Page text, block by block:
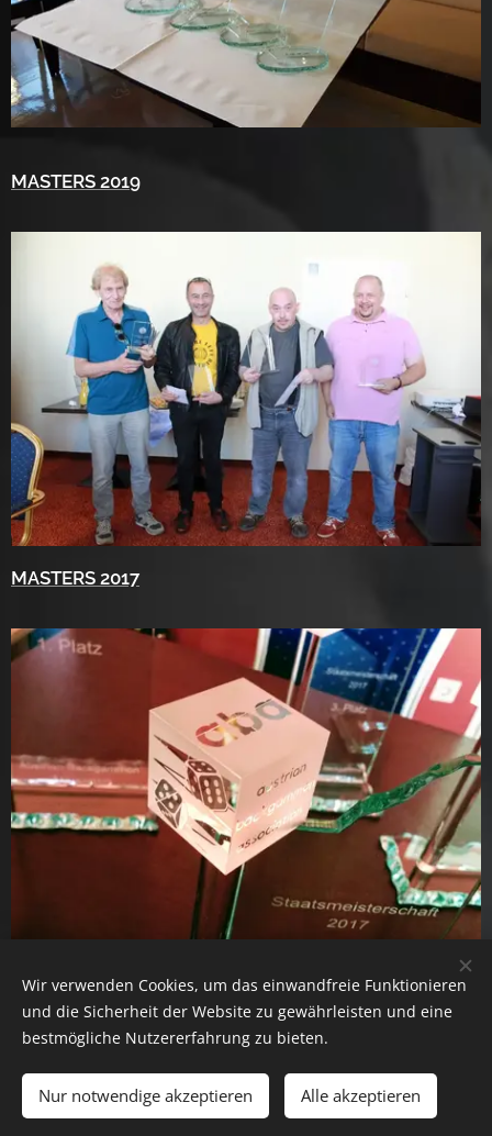
MASTERS 2019
MASTERS 2017
AUSTRIAN BACKGAMMON ASSOCIATION | Alle Rechte
Cookies
Wir verwenden Cookies, um das einwandfreie Funktionieren
und die Sicherheit der Website zu gewährleisten und eine
bestmögliche Nutzererfahrung zu bieten.
Nur notwendige akzeptieren Alle akzeptieren